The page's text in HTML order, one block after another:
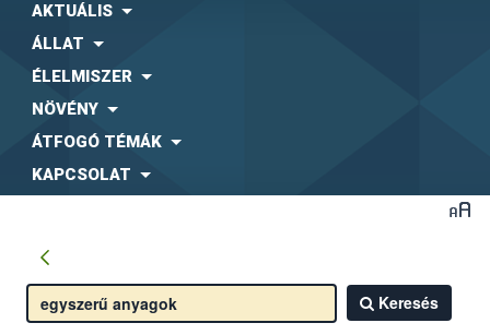
AKTUÁLIS
ÁLLAT
ÉLELMISZER
NÖVÉNY
ÁTFOGÓ TÉMÁK
KAPCSOLAT
Keresés